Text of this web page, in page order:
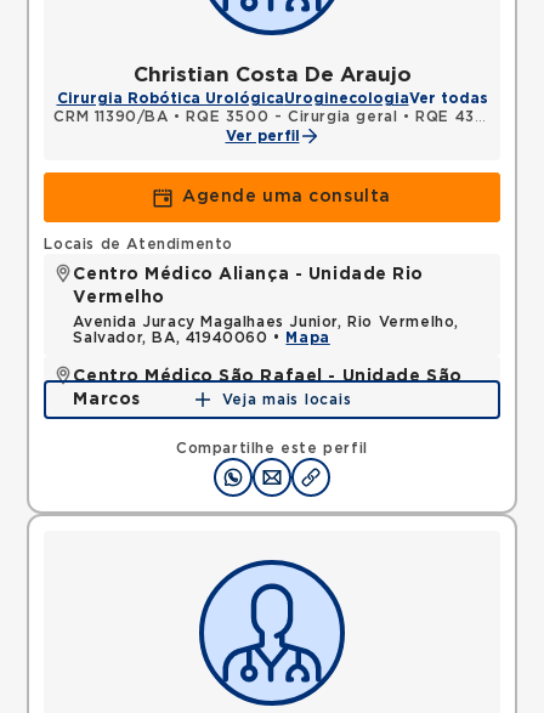
Christian Costa De Araujo
Cirurgia Robótica UrológicaUroginecologiaVer todas
CRM 11390/BA • RQE 3500 - Cirurgia geral •
RQE 4307 - Urologia
Ver perfil
Agende uma consulta
Compartilhe este perfil
Locais de Atendimento
Centro Médico Aliança - Unidade Rio
Vermelho
Avenida Juracy Magalhaes Junior, Rio Vermelho,
Salvador, BA, 41940060 •
Mapa
Centro Médico São Rafael - Unidade São
Marcos
Rua Sao Rafael, Sao Marcos, Salvador, BA,
Mapa
Veja mais locais